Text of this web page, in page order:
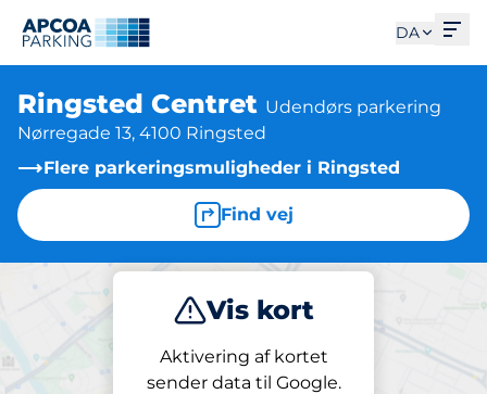
DA
Ringsted Centret Udendørs parkering
Nørregade 13, 4100 Ringsted
Flere parkeringsmuligheder i Ringsted
Find vej
Vis kort
Aktivering af kortet
sender data til Google.
Abonnement